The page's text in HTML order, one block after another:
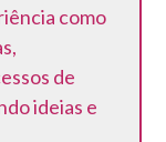
como
de
ideias e